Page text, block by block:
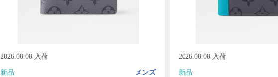
2026.08.08 入荷
新品 メンズ
2026.08.08 入荷
新品